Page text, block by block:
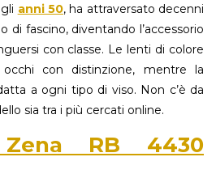
anni 50, ha attraversato decenni
di fascino, diventando l’accessorio
con classe. Le lenti di colore
con distinzione, mentre la
a ogni tipo di viso. Non c’è da
sia tra i più cercati online.
Zena RB 4430